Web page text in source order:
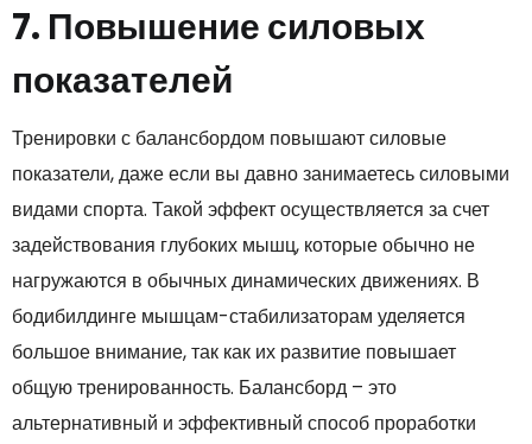
7. Повышение силовых
показателей
Тренировки с балансбордом повышают силовые
показатели, даже если вы давно занимаетесь силовыми
видами спорта. Такой эффект осуществляется за счет
задействования глубоких мышц, которые обычно не
нагружаются в обычных динамических движениях. В
бодибилдинге мышцам-стабилизаторам уделяется
большое внимание, так как их развитие повышает
общую тренированность. Балансборд – это
альтернативный и эффективный способ проработки